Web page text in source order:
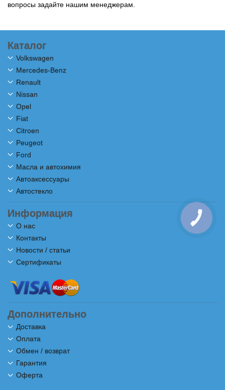
вопросы задайте нашим менеджерам.
Каталог
Volkswagen
Mercedes-Benz
Renault
Nissan
Opel
Fiat
Citroen
Peugeot
Ford
Масла и автохимия
Автоаксессуары
Автостекло
Информация
О нас
Контакты
Новости / статьи
Сертификаты
Дополнительно
Доставка
Оплата
Обмен / возврат
Гарантия
Оферта
КНОПКА
СВЯЗИ